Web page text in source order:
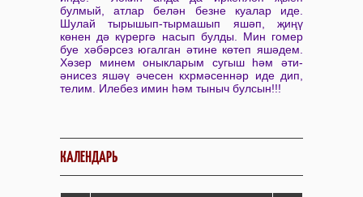
булмый, атлар белән безне куалар иде.
Шулай тырышып-тырмашып яшәп, җиңү
көнен дә күрергә насып булды. Мин гомер
буе хәбәрсез югалган әтине көтеп яшәдем.
Хәзер минем оныкларым сугыш һәм әти-
әнисез яшәү әчесен кхрмәсеннәр иде дип,
телим. Илебез имин һәм тыныч булсын!!!
КАЛЕНДАРЬ